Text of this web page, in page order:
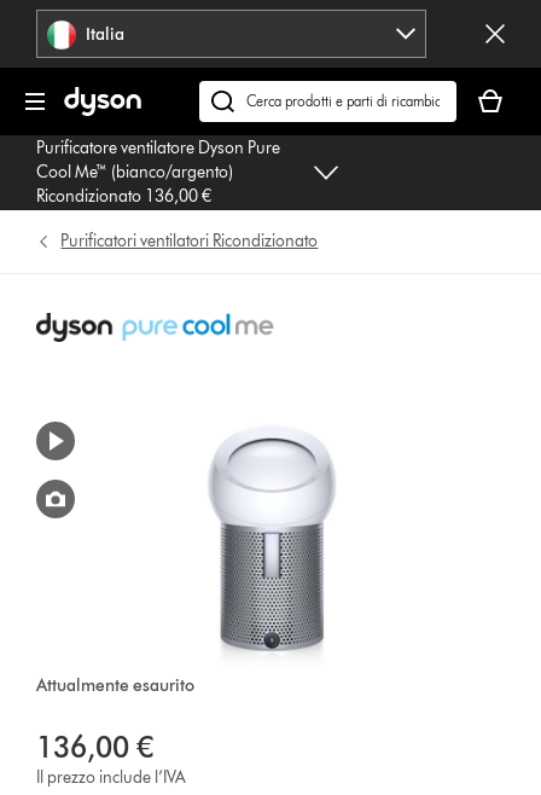
navigazione Italia
Cerca
su
dyson.it
carrello
è
Purificatore ventilatore Dyson Pure
Cool Me™ (bianco/argento)
Ricondizionato 136,00 €
Purificatori ventilatori Ricondizionato
Attualmente esaurito
136,00 €
Il prezzo include l’IVA